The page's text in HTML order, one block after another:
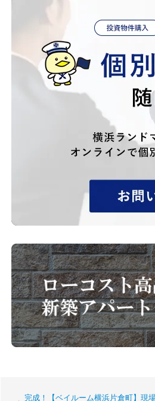
完成！【ベイルーム横浜片倉町】現